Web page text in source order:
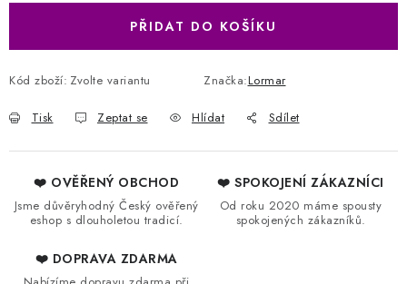
PŘIDAT DO KOŠÍKU
Kód zboží: Zvolte variantu Značka:Lormar
Tisk Zeptat se Hlídat Sdílet
❤️ OVĚŘENÝ OBCHOD
Jsme důvěryhodný Český ověřený
eshop s dlouholetou tradicí.
❤️ SPOKOJENÍ ZÁKAZNÍCI
Od roku 2020 máme spousty
spokojených zákazníků.
❤️ DOPRAVA ZDARMA